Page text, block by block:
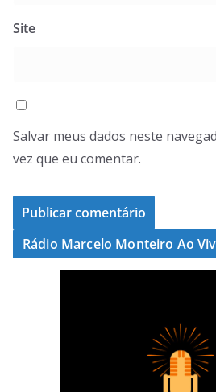
Site
Salvar meus dados neste
vez que eu comentar.
Rádio Marcelo Monteiro Ao